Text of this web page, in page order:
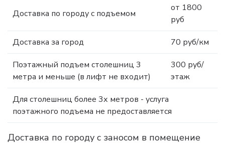
Доставка по городу с подъемом
от 1800
руб
Доставка за город 70 руб/км
Поэтажный подъем столешниц 3
метра и меньше (в лифт не входит)
300 руб/
этаж
Для столешниц более 3х метров - услуга
поэтажного подъема не предоставляется
Доставка по городу с заносом в помещение